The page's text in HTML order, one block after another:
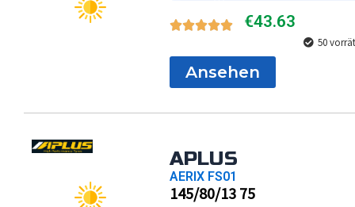
€43.63
50
Ansehen
APLUS
AERIX FS01
145/80/13 75